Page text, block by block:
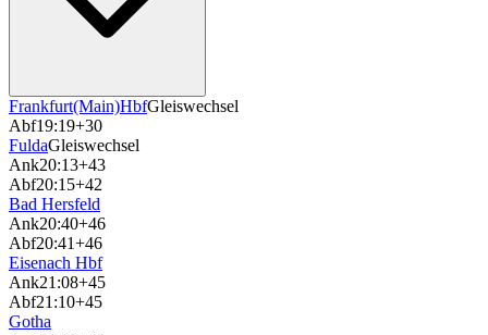
Frankfurt(Main)HbfGleiswechsel
Abf19:19+30
FuldaGleiswechsel
Ank20:13+43
Abf20:15+42
Bad Hersfeld
Ank20:40+46
Abf20:41+46
Eisenach Hbf
Ank21:08+45
Abf21:10+45
Gotha